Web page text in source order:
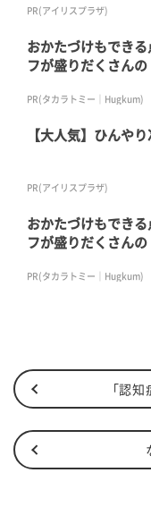
PR(アイリスプラザ)
おかたづけもでき
フが盛りだくさん
PR(タカラトミー｜Hugkum)
【大人気】ひんや
PR(アイリスプラザ)
おかたづけもでき
フが盛りだくさん
PR(タカラトミー｜Hugkum)
「認